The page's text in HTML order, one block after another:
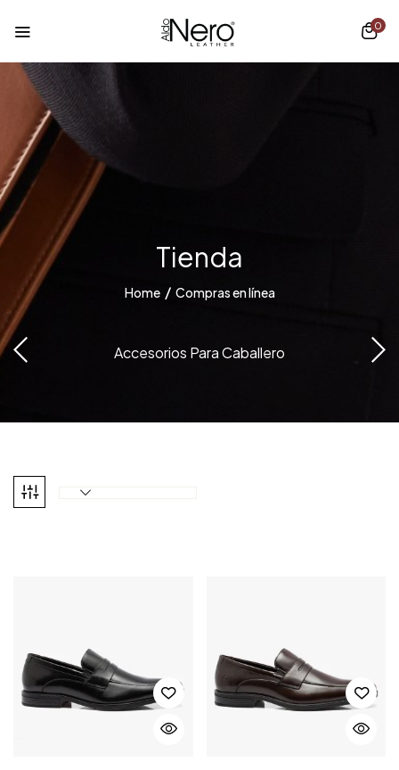
0
Tienda
Home Compras en línea
Accesorios Para Caballero